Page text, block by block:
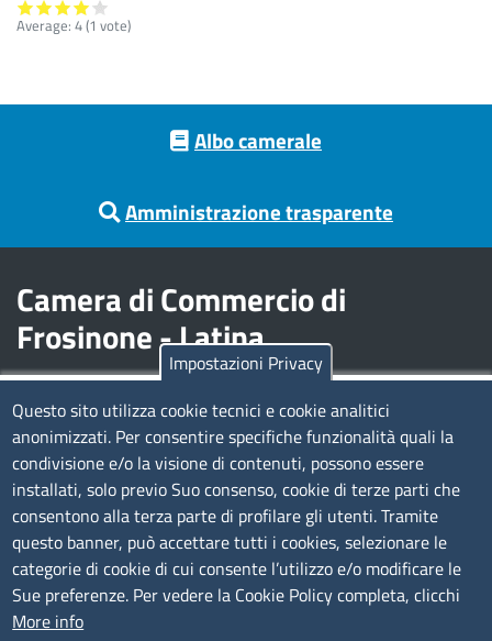
Average: 4(1 vote)
Albo camerale
Amministrazione trasparente
Camera di Commercio di
Frosinone - Latina
Contatti
Sede Legale di Latina: Viale Umberto I, 80 - 04100 (LT)
tel. 0773/6721
Sede di Frosinone: Via Alcide De Gasperi, 1 - 03100 (FR)
tel. 0775/2751
Peccciaa@pec.frlt.camcom.it
Ufficio relazioni con il pubblico
Impostazioni Privacy
Questo sito utilizza cookie tecnici e cookie analitici
anonimizzati. Per consentire specifiche funzionalità quali la
condivisione e/o la visione di contenuti, possono essere
installati, solo previo Suo consenso, cookie di terze parti che
consentono alla terza parte di profilare gli utenti. Tramite
questo banner, può accettare tutti i cookies, selezionare le
categorie di cookie di cui consente l’utilizzo e/o modificare le
Sue preferenze. Per vedere la Cookie Policy completa, clicchi
More info